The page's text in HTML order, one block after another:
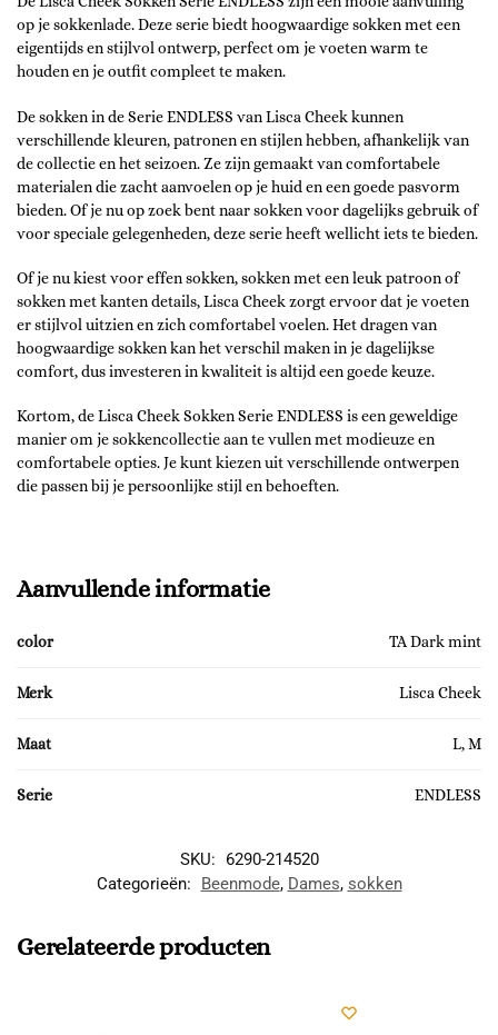
op je sokkenlade. Deze serie biedt hoogwaardige sokken met een
eigentijds en stijlvol ontwerp, perfect om je voeten warm te
houden en je outfit compleet te maken.
De sokken in de Serie ENDLESS van Lisca Cheek kunnen
verschillende kleuren, patronen en stijlen hebben, afhankelijk van
de collectie en het seizoen. Ze zijn gemaakt van comfortabele
materialen die zacht aanvoelen op je huid en een goede pasvorm
bieden. Of je nu op zoek bent naar sokken voor dagelijks gebruik of
voor speciale gelegenheden, deze serie heeft wellicht iets te bieden.
Of je nu kiest voor effen sokken, sokken met een leuk patroon of
sokken met kanten details, Lisca Cheek zorgt ervoor dat je voeten
er stijlvol uitzien en zich comfortabel voelen. Het dragen van
hoogwaardige sokken kan het verschil maken in je dagelijkse
comfort, dus investeren in kwaliteit is altijd een goede keuze.
Kortom, de Lisca Cheek Sokken Serie ENDLESS is een geweldige
manier om je sokkencollectie aan te vullen met modieuze en
comfortabele opties. Je kunt kiezen uit verschillende ontwerpen
die passen bij je persoonlijke stijl en behoeften.
Aanvullende informatie
color TA Dark mint
Merk Lisca Cheek
Maat L, M
Serie ENDLESS
SKU:
6290-214520
Categorieën:
Beenmode, Dames, sokken
Gerelateerde producten